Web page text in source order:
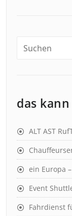
das
ALT AST
ein Europa
Event
Fahrdienst